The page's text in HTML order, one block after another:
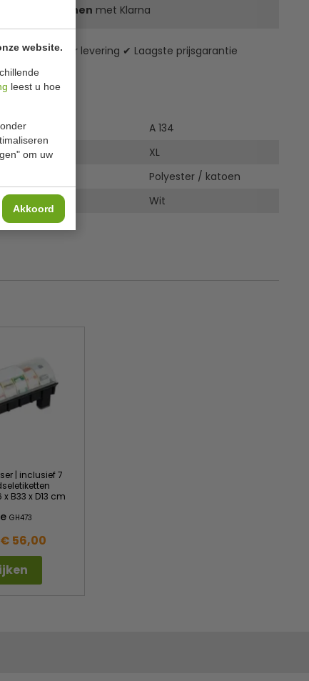
website.
leest u hoe
om uw
Akkoord
in 3 termijnen met Klarna
✔ 24 uur levering ✔ Laagste prijsgarantie
A 134
XL
Polyester / katoen
Wit
| inclusief 7
B33 x D13 cm
GH473
€ 56,00